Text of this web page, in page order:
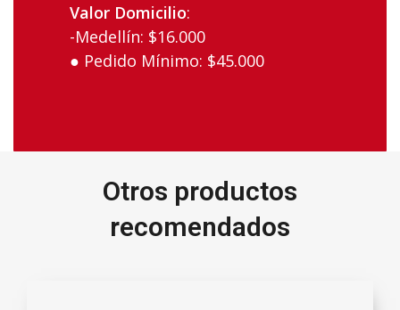
Valor‌ ‌Domicilio:‌
-Medellín:‌ ‌$16.000‌ ‌ ‌
● Pedido‌ ‌Mínimo:‌ ‌$45.000‌
Otros productos
recomendados